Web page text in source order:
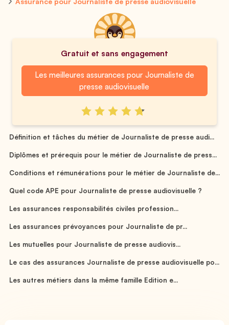
Gratuit et sans engagement
Les meilleures assurances pour Journaliste de
presse audiovisuelle
Définition et tâches du métier de Journaliste de presse audi...
Diplômes et prérequis pour le métier de Journaliste de press...
Conditions et rémunérations pour le métier de Journaliste de...
Quel code APE pour Journaliste de presse audiovisuelle ?
Les assurances responsabilités civiles profession...
Les assurances prévoyances pour Journaliste de pr...
Les mutuelles pour Journaliste de presse audiovis...
Le cas des assurances Journaliste de presse audiovisuelle po...
Les autres métiers dans la même famille Edition e...